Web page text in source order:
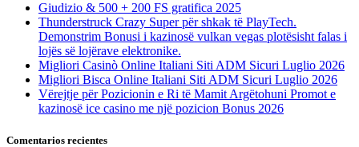
Giudizio & 500 + 200 FS gratifica 2025
Thunderstruck Crazy Super për shkak të PlayTech.
Demonstrim Bonusi i kazinosë vulkan vegas plotësisht falas i
lojës së lojërave elektronike.
Migliori Casinò Online Italiani Siti ADM Sicuri Luglio 2026
Migliori Bisca Online Italiani Siti ADM Sicuri Luglio 2026
Vërejtje për Pozicionin e Ri të Mamit Argëtohuni Promot e
kazinosë ice casino me një pozicion Bonus 2026
Comentarios recientes